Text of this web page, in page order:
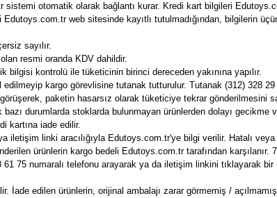
otomatik olarak bağlantı kurar. Kredi kart bilgileri
web sitesinde kayıtlı tutulmadığından, bilgilerin
sayılır.
resmi oranda KDV dahildir.
kontrolü ile tüketicinin birinci dereceden yakınına yapılır.
kargo görevlisine tutanak tutturulur. Tutanak (312) 328
paketin hasarsız olarak tüketiciye tekrar gönderilmesini
durumlarda stoklarda bulunmayan ürünlerden dolayı
kartına iade edilir.
linki aracılığıyla Edutoys.com.tr'ye bilgi verilir. Hatalı
ürünlerin kargo bedeli Edutoys.com.tr tarafından
75 numaralı telefonu arayarak ya da iletişim linkini tıklayarak
İade edilen ürünlerin, orijinal ambalajı zarar görmemiş /